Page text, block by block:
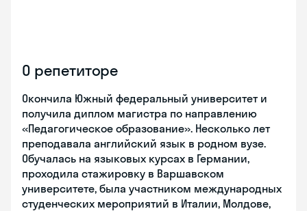
О репетиторе
Окончила Южный федеральный университет и
получила диплом магистра по направлению
«Педагогическое образование». Несколько лет
преподавала английский язык в родном вузе.
Обучалась на языковых курсах в Германии,
проходила стажировку в Варшавском
университете, была участником международных
студенческих мероприятий в Италии, Молдове,